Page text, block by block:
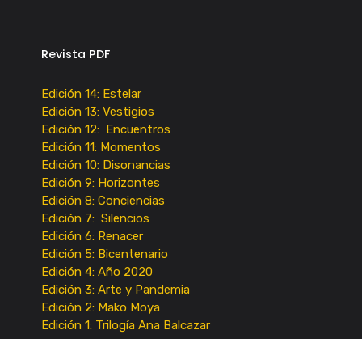
Revista PDF
Edición 14: Estelar
Edición 13: Vestigios
Edición 12: Encuentros
Edición 11: Momentos
Edición 10: Disonancias
Edición 9: Horizontes
Edición 8: Conciencias
Edición 7: Silencios
Edición 6: Renacer
Edición 5: Bicentenario
Edición 4: Año 2020
Edición 3: Arte y Pandemia
Edición 2: Mako Moya
Edición 1: Trilogía Ana Balcazar